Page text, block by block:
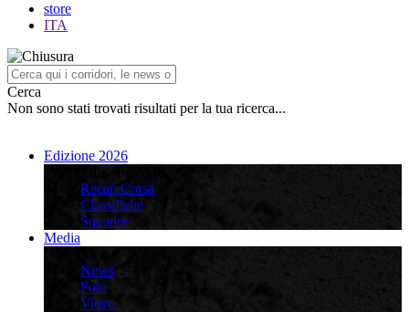
store
ITA
Cerca
Non sono stati trovati risultati per la tua ricerca...
Edizione 2026
Recap Corsa
Classifiche
Squadre
Media
News
Foto
Video